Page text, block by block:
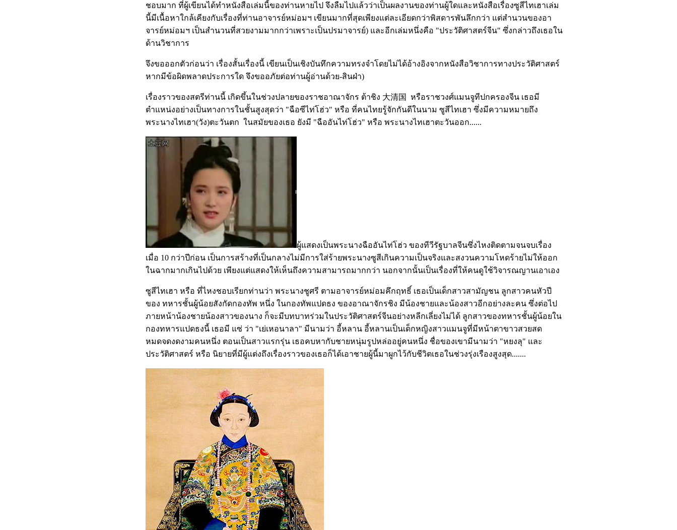
ชอบมาก ที่ผู้เขียนได้ทำหนังสือเล่มนี้ของท่านหายไป จึงลืมไปแล้วว่าเป็นผลงานของท่านผู้ใดและหนังสือเรื่องซูสีไทเฮาเล่ม
นี้มีเนื้อหาใกล้เคียงกับเรื่องที่ท่านอาจารย์หม่อมฯ เขียนมากที่สุดเพียงแต่ละเอียดกว่าพิสดารพันลึกกว่า แต่สำนวนของอา
จารย์หม่อมฯ เป็นสำนวนที่สวยงามมากกว่าเพราะเป็นปรมาจารย์) และอีกเล่มหนึ่งคือ "ประวัติศาสตร์จีน" ซึ่งกล่าวถึงเธอใน
ด้านวิชาการ
จึงขอออกตัวก่อนว่า เรื่องสั้นเรื่องนี้ เขียนเป็นเชิงบันทึกความทรงจำโดยไม่ได้อ้างอิงจากหนังสือวิชาการทางประวัติศาสตร์
หากมีข้อผิดพลาดประการใด จึงขออภัยต่อท่านผู้อ่านด้วย-สินฝ่า)
เรื่องราวของสตรีท่านนี้ เกิดขึ้นในช่วงปลายของราชอาณาจักร ต้าชิง 大清国 หรือราชวงศ์แมนจูทีปกครองจีน เธอมี
ตำแหน่งอย่างเป็นทางการในชั้นสูงสุดว่า "ฉือซีไท่โฮ่ว" หรือ ที่คนไทยรู้จักกันดีในนาม ซูสีไทเฮา ซึ่งมีความหมายถึง
พระนางไทเฮา(วัง)ตะวันตก ในสมัยของเธอ ยังมี "ฉืออันไท่โฮ่ว" หรือ พระนางไทเฮาตะวันออก......
ผู้แสดงเป็นพระนางฉืออันไท่โฮ่ว ของทีวีรัฐบาลจีนซึ่งไหงติดตามจนจบเรื่อง
เมื่อ 10 กว่าปีก่อน เป็นการสร้างที่เป็นกลางไม่มีการใส่ร้ายพระนางซูสีเกินความเป็นจริงและสงวนความโหดร้ายไม่ให้ออก
ในฉากมากเกินไปด้วย เพียงแต่แสดงให้เห็นถึงความสามารถมากกว่า นอกจากนั้นเป็นเรื่องที่ให้คนดูใช้วิจารณญานเอาเอง
ซูสีไทเฮา หรือ ที่ไหงชอบเรียกท่านว่า พระนางชูศรี ตามอาจารย์หม่อมคึกฤทธิ์ เธอเป็นเด็กสาวสามัญชน ลูกสาวคนหัวปี
ของ ทหารชั้นผู้น้อยสังกัดกองทัพ หนึ่ง ในกองทัพแปดธง ของอาณาจักรชิง มีน้องชายและน้องสาวอีกอย่างละคน ซึ่งต่อไป
ภายหน้าน้องชายน้องสาวของนาง ก็จะมีบทบาทร่วมในประวัติศาสตร์จีนอย่างหลีกเลี่ยงไม่ได้ ลูกสาวของทหารชั้นผู้น้อยใน
กองทหารแปดธงนี้ เธอมี แซ่ ว่า "เย่เหอนาลา" มีนามว่า อี้หลาน อี้หลานเป็นเด็กหญิงสาวแมนจูที่มีหน้าตาขาวสวยสด
หมดจดงดงามคนหนึ่ง ตอนเป็นสาวแรกรุ่น เธอคบหากับชายหนุ่มรูปหล่ออยู่คนหนึ่ง ชื่อของเขามีนามว่า "หยงลุ" และ
ประวัติศาสตร์ หรือ นิยายที่มีผู้แต่งถึงเรื่องราวของเธอก็ได้เอาชายผู้นี้มาผูกไว้กับชีวิตเธอในช่วงรุ่งเรืองสูงสุด.......